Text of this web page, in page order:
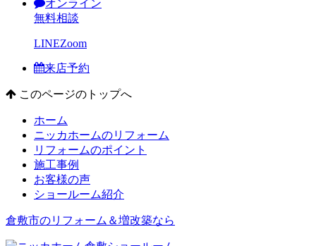
オンライン
無料相談
LINEZoom
来店予約
このページのトップへ
ホーム
ニッカホームのリフォーム
リフォームのポイント
施工事例
お客様の声
ショールーム紹介
倉敷市のリフォーム＆増改築なら